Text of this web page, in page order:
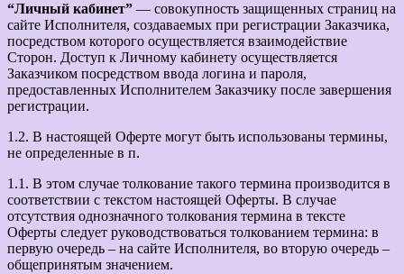
“Личный кабинет” — совокупность защищенных страниц на
сайте Исполнителя, создаваемых при регистрации Заказчика,
посредством которого осуществляется взаимодействие
Сторон. Доступ к Личному кабинету осуществляется
Заказчиком посредством ввода логина и пароля,
предоставленных Исполнителем Заказчику после завершения
регистрации.
1.2. В настоящей Оферте могут быть использованы термины,
не определенные в п.
1.1. В этом случае толкование такого термина производится в
соответствии с текстом настоящей Оферты. В случае
отсутствия однозначного толкования термина в тексте
Оферты следует руководствоваться толкованием термина: в
первую очередь – на сайте Исполнителя, во вторую очередь –
общепринятым значением.